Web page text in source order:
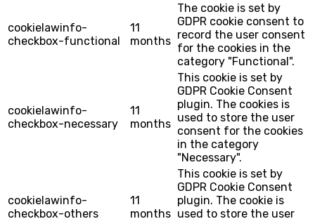
cookielawinfo-
checkbox-functional
11
months
The cookie is set by
GDPR cookie consent to
record the user consent
for the cookies in the
category "Functional".
cookielawinfo-
checkbox-necessary
11
months
This cookie is set by
GDPR Cookie Consent
plugin. The cookies is
used to store the user
consent for the cookies
in the category
"Necessary".
cookielawinfo-
checkbox-others
11
months
This cookie is set by
GDPR Cookie Consent
plugin. The cookie is
used to store the user